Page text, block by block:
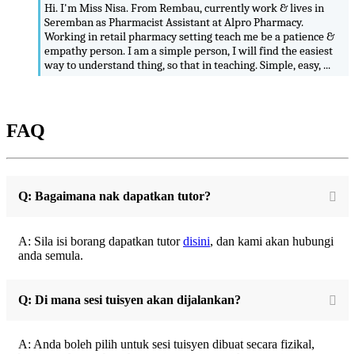
Hi. I'm Miss Nisa. From Rembau, currently work & lives in
Seremban as Pharmacist Assistant at Alpro Pharmacy.
Working in retail pharmacy setting teach me be a patience &
empathy person. I am a simple person, I will find the easiest
way to understand thing, so that in teaching. Simple, easy, ...
FAQ
Q: Bagaimana nak dapatkan tutor?
A: Sila isi borang dapatkan tutordisini, dan kami akan hubungi
anda semula.
Q: Di mana sesi tuisyen akan dijalankan?
A: Anda boleh pilih untuk sesi tuisyen dibuat secara fizikal,